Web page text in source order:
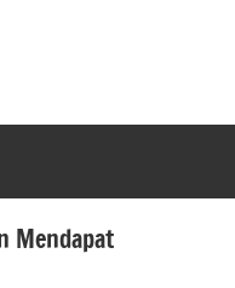
Mendapat